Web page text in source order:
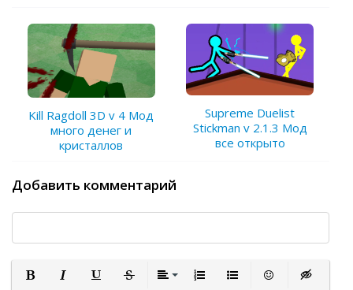
Kill Ragdoll 3D v 4 Мод
много денег и
кристаллов
Supreme Duelist
Stickman v 2.1.3 Мод
все открыто
Добавить комментарий